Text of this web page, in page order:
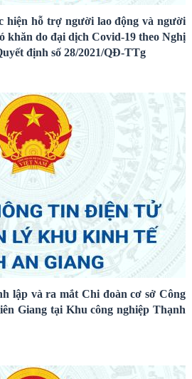
hiện hỗ trợ người lao động và người
khăn do đại dịch Covid-19 theo Nghị
định số 28/2021/QĐ-TTg
lập và ra mắt Chi đoàn cơ sở Công
Giang tại Khu công nghiệp Thạnh